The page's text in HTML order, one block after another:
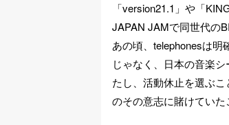
「version21.1」や「
JAPAN JAMで同世代の
あの頃、telephonesは
じゃなく、日本の音楽
たし、活動休止を選ぶ
のその意志に賭けていた